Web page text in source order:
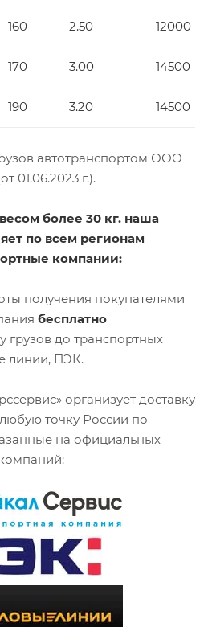
160 2.50 12000
170 3.00 14500
190 3.20 14500
автотранспортом ООО
01.06.2023 г.).
более 30 кг. наша
по всем регионам
компании:
получения покупателями
бесплатно
грузов до транспортных
линии, ПЭК.
организует доставку
точку России по
на официальных